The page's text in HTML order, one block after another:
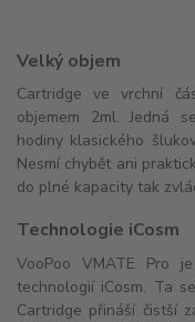
Velký objem
Cartridge ve vrchní
objemem 2ml. Jedná
hodiny klasického
Nesmí chybět ani
do plné kapacity tak
Technologie iCosm
VooPoo VMATE Pro
technologií iCosm. Ta
Cartridge přináší čistší